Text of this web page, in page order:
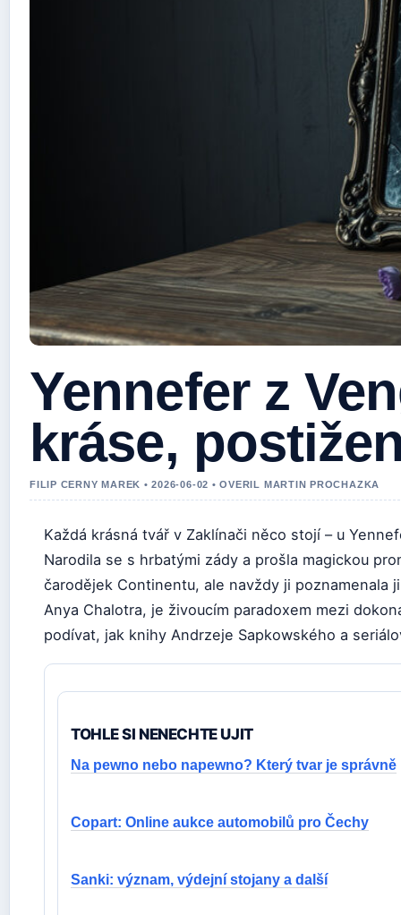
Yennefer z
kráse,
FILIP CERNY MAREK • 2026-06-02 • OVERIL MARTIN PROCHAZKA
Každá krásná tvář v Zaklínači něco stojí – u
Narodila se s hrbatými zády a prošla magickou
čarodějek Continentu, ale navždy ji poznamenala
Anya Chalotra, je živoucím paradoxem mezi
podívat, jak knihy Andrzeje Sapkowského a
TOHLE SI NENECHTE UJIT
Na pewno nebo napewno? Který tvar je správně
Copart: Online aukce automobilů pro Čechy
Sanki: význam, výdejní stojany a další